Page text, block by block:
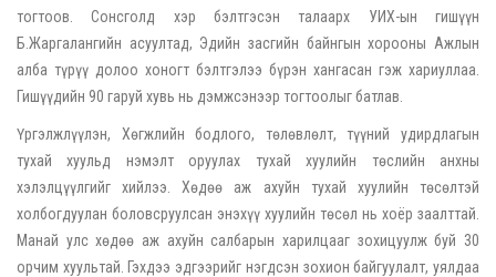
тогтоов. Сонсголд хэр бэлтгэсэн талаарх УИХ-ын гишүүн
Б.Жаргалангийн асуултад, Эдийн засгийн байнгын хорооны Ажлын
алба түрүү долоо хоногт бэлтгэлээ бүрэн хангасан гэж хариуллаа.
Гишүүдийн 90 гаруй хувь нь дэмжсэнээр тогтоолыг батлав.
Үргэлжлүүлэн, Хөгжлийн бодлого, төлөвлөлт, түүний удирдлагын
тухай хуульд нэмэлт оруулах тухай хуулийн төслийн анхны
хэлэлцүүлгийг хийлээ. Хөдөө аж ахуйн тухай хуулийн төсөлтэй
холбогдуулан боловсруулсан энэхүү хуулийн төсөл нь хоёр заалттай.
Манай улс хөдөө аж ахуйн салбарын харилцааг зохицуулж буй 30
орчим хуультай. Гэхдээ эдгээрийг нэгдсэн зохион байгуулалт, уялдаа